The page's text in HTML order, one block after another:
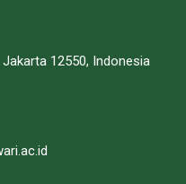
12550, Indonesia